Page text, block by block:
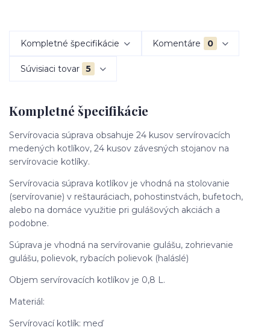
Kompletné špecifikácie Komentáre 0
Súvisiaci tovar 5
Kompletné špecifikácie
Servírovacia súprava obsahuje 24 kusov servírovacích
medených kotlíkov, 24 kusov závesných stojanov na
servírovacie kotlíky.
Servírovacia súprava kotlíkov je vhodná na stolovanie
(servírovanie) v reštauráciach, pohostinstvách, bufetoch,
alebo na domáce využitie pri gulášových akciách a
podobne.
Súprava je vhodná na servírovanie gulášu, zohrievanie
gulášu, polievok, rybacích polievok (haláslé)
Objem servírovacích kotlíkov je 0,8 L.
Materiál:
Servírovací kotlík: meď